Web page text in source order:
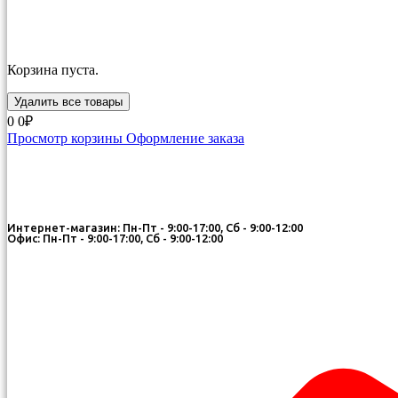
Корзина пуста.
Удалить все товары
0 0₽
Просмотр корзины Оформление заказа
Интернет-магазин: Пн-Пт - 9:00-17:00, Сб - 9:00-12:00
Офис: Пн-Пт - 9:00-17:00, Сб - 9:00-12:00